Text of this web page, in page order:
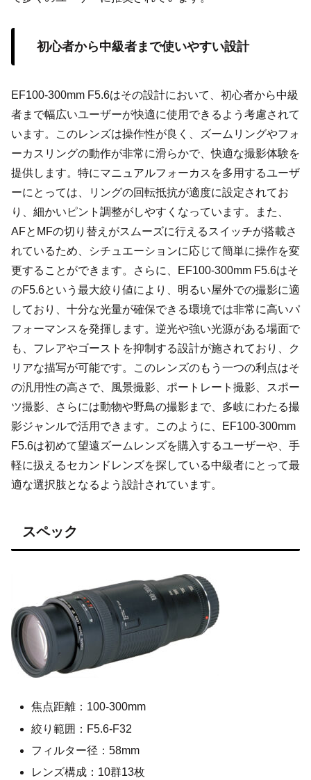
初心者から中級者まで使いやすい設計
EF100-300mm F5.6はその設計において、初心者から中級
者まで幅広いユーザーが快適に使用できるよう考慮されて
います。このレンズは操作性が良く、ズームリングやフォ
ーカスリングの動作が非常に滑らかで、快適な撮影体験を
提供します。特にマニュアルフォーカスを多用するユーザ
ーにとっては、リングの回転抵抗が適度に設定されてお
り、細かいピント調整がしやすくなっています。また、
AFとMFの切り替えがスムーズに行えるスイッチが搭載さ
れているため、シチュエーションに応じて簡単に操作を変
更することができます。さらに、EF100-300mm F5.6はそ
のF5.6という最大絞り値により、明るい屋外での撮影に適
しており、十分な光量が確保できる環境では非常に高いパ
フォーマンスを発揮します。逆光や強い光源がある場面で
も、フレアやゴーストを抑制する設計が施されており、ク
リアな描写が可能です。このレンズのもう一つの利点はそ
の汎用性の高さで、風景撮影、ポートレート撮影、スポー
ツ撮影、さらには動物や野鳥の撮影まで、多岐にわたる撮
影ジャンルで活用できます。このように、EF100-300mm
F5.6は初めて望遠ズームレンズを購入するユーザーや、手
軽に扱えるセカンドレンズを探している中級者にとって最
適な選択肢となるよう設計されています。
スペック
焦点距離：100-300mm
絞り範囲：F5.6-F32
フィルター径：58mm
レンズ構成：10群13枚